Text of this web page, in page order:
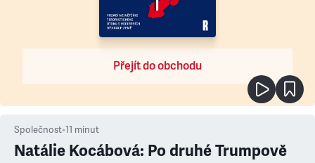
Přejít do obchodu
Společnost•11 minut
Natálie Kocábová: Po druhé Trumpově